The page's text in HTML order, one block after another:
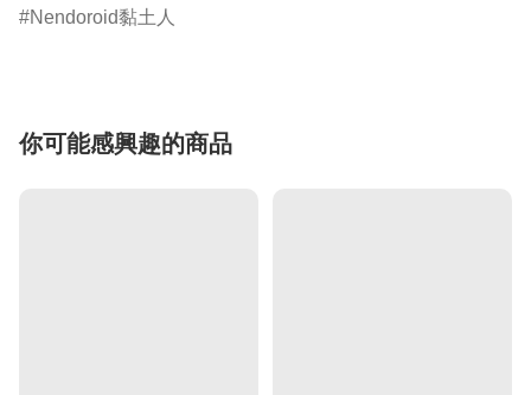
Nendoroid黏土人
你可能感興趣的商品